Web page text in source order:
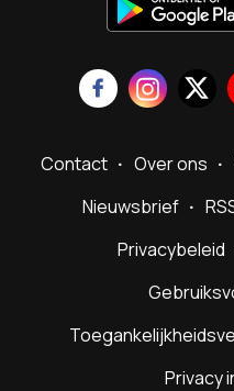
Contact Over ons
Nieuwsbrief
Privacybeleid
Privacy